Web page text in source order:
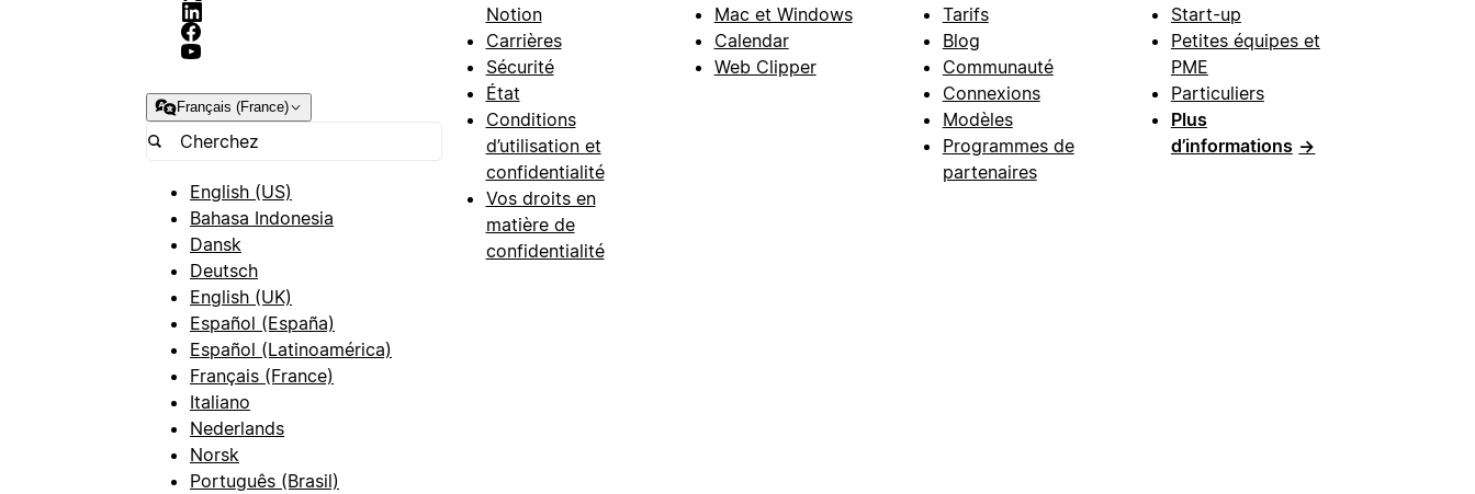
Français (France)
English (US)
Bahasa Indonesia
Dansk
Deutsch
English (UK)
Español (España)
Español (Latinoamérica)
Français (France)
Italiano
Nederlands
Norsk
Português (Brasil)
Notion
Carrières
Sécurité
État
Conditions
d’utilisation et
confidentialité
Vos droits en
matière de
confidentialité
Mac et Windows
Calendar
Web Clipper
Tarifs
Blog
Communauté
Connexions
Modèles
Programmes de
partenaires
Start-up
Petites équipes et
PME
Particuliers
Plus
d’informations →